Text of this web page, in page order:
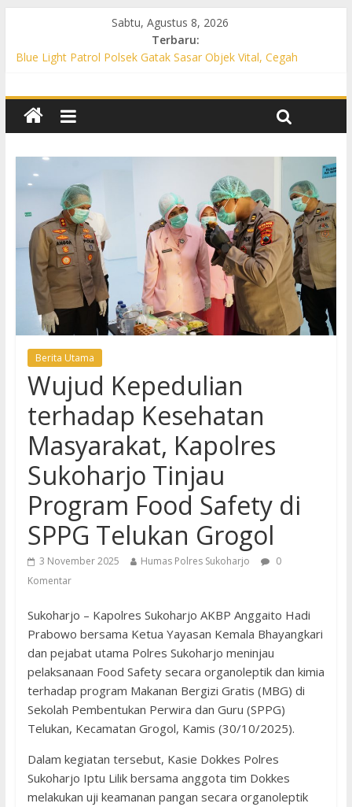
Sabtu, Agustus 8, 2026
Terbaru:
Blue Light Patrol Polsek Gatak Sasar Objek Vital, Cegah
Permukiman, Antisipasi 3C dan Gangguan Kamtibmas
Patroli KRYD Polsek Baki Sisir Titik Rawan, Cegah 3C hingga
Patroli Blue Light Polsek Nguter Sasar Perbankan hingga
Permukiman, Antisipasi 3C dan Gangguan Kamtibmas
Blue Light Patrol Polsek Tawangsari Sisir Belasan Desa, Cegah
Kejahatan 3C dan Gangguan Kamtibmas
Berita Utama
Wujud Kepedulian
terhadap Kesehatan
Masyarakat, Kapolres
Sukoharjo Tinjau
Program Food Safety di
SPPG Telukan Grogol
3 November 2025 Humas Polres Sukoharjo
0
Komentar
Sukoharjo – Kapolres Sukoharjo AKBP Anggaito Hadi
Prabowo bersama Ketua Yayasan Kemala Bhayangkari
dan pejabat utama Polres Sukoharjo meninjau
pelaksanaan Food Safety secara organoleptik dan kimia
terhadap program Makanan Bergizi Gratis (MBG) di
Sekolah Pembentukan Perwira dan Guru (SPPG)
Telukan, Kecamatan Grogol, Kamis (30/10/2025).
Dalam kegiatan tersebut, Kasie Dokkes Polres
Sukoharjo Iptu Lilik bersama anggota tim Dokkes
melakukan uji keamanan pangan secara organoleptik